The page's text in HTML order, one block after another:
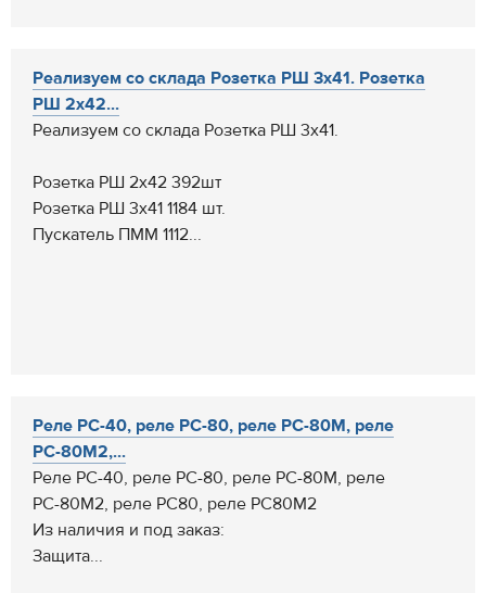
Реализуем со склада Розетка РШ 3х41. Розетка
РШ 2х42...
Реализуем со склада Розетка РШ 3х41.
Розетка РШ 2х42 392шт
Розетка РШ 3х41 1184 шт.
Пускатель ПММ 1112...
Реле РС-40, реле РС-80, реле РС-80М, реле
РС-80М2,...
Реле РС-40, реле РС-80, реле РС-80М, реле
РС-80М2, реле РС80, реле РС80М2
Из наличия и под заказ:
Защита...